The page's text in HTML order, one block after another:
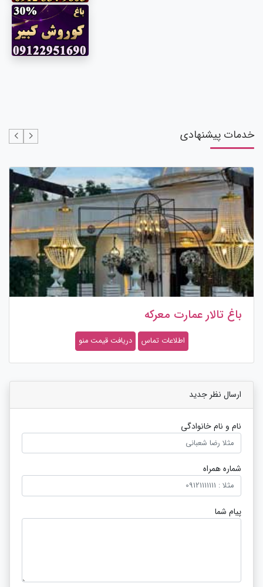
خدمات پیشنهادی
باغ تالار چوبی
اطلاعات تماس دریافت قیمت منو
ارسال نظر جدید
نام و نام خانوادگی
شماره همراه
پیام شما